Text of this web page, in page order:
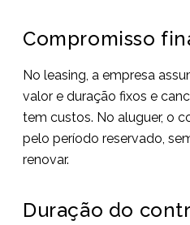
Compromisso
No leasing, a empresa
valor e duração fixos e
tem custos. No aluguer, o
pelo período reservado,
renovar.
Duração do